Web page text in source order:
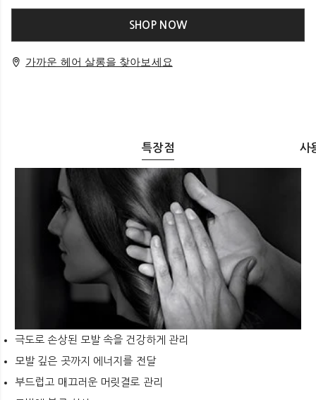
SHOP NOW
가까운 헤어 살롱을 찾아보세요
특장점 사
극도로 손상된 모발 속을 건강하게 관리
모발 깊은 곳까지 에너지를 전달
부드럽고 매끄러운 머릿결로 관리